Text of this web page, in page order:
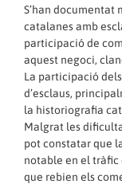
S’han documentat
catalanes amb
participació de
aquest negoci,
La participació
d’esclaus,
la historiografia
Malgrat les
pot constatar que
notable en el tràfic
que rebien els